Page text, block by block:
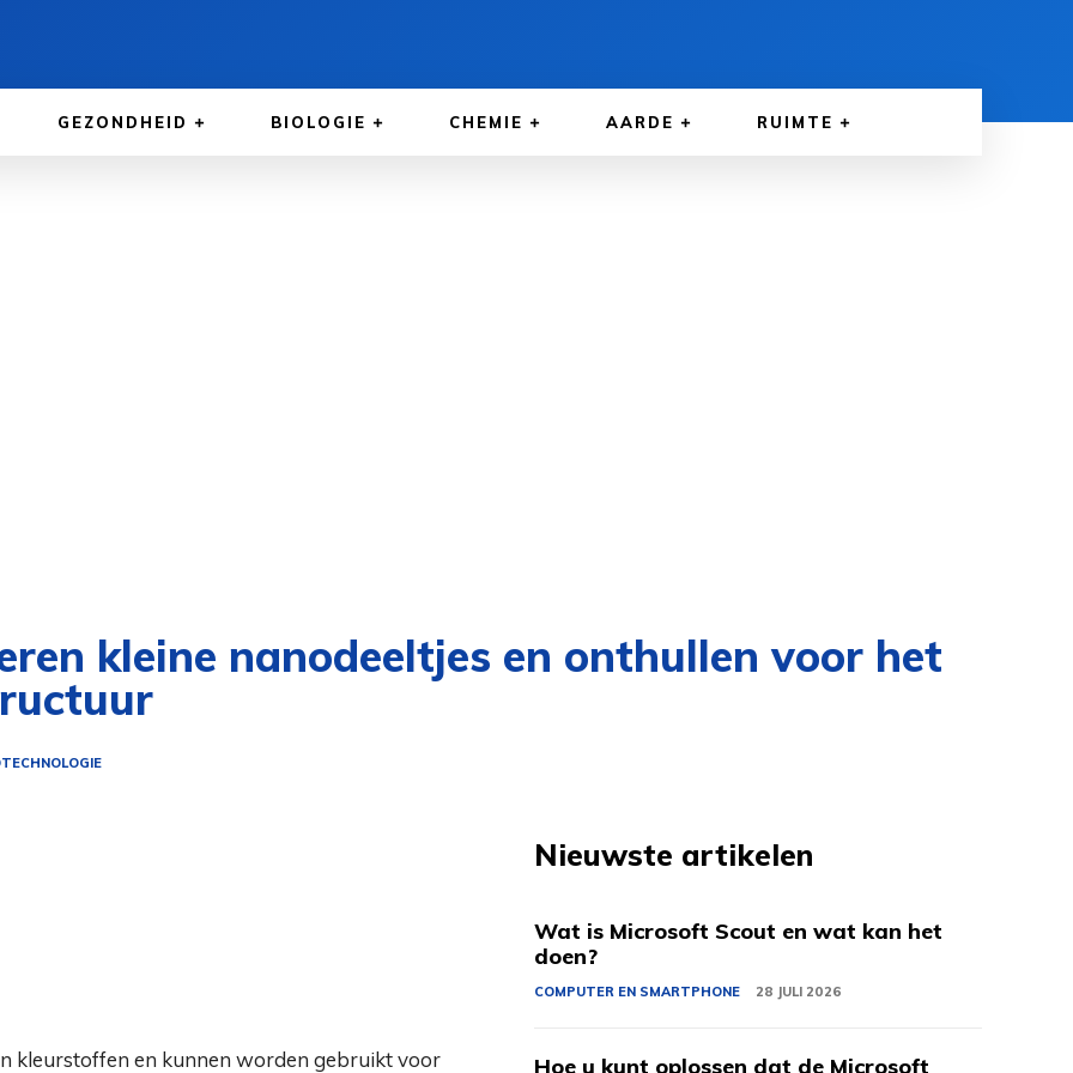
GEZONDHEID BIOLOGIE CHEMIE AARDE RUIMTE
kleine nanodeeltjes en onthullen voor het
kleurstoffen en kunnen worden gebruikt voor
Nieuwste artikelen
Wat is Microsoft Scout en wat kan het
doen?
COMPUTER EN SMARTPHONE 28 JULI 2026
Hoe u kunt oplossen dat de Microsoft